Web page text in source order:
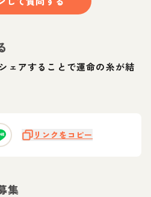
ェアすることで運命の糸が結
リンクをコピー
集